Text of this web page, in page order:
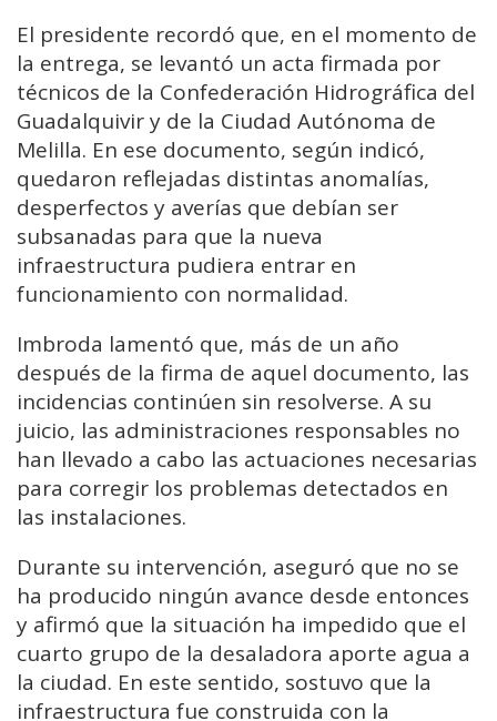
El presidente recordó que, en el momento de
la entrega, se levantó un acta firmada por
técnicos de la Confederación Hidrográfica del
Guadalquivir y de la Ciudad Autónoma de
Melilla. En ese documento, según indicó,
quedaron reflejadas distintas anomalías,
desperfectos y averías que debían ser
subsanadas para que la nueva
infraestructura pudiera entrar en
funcionamiento con normalidad.
Imbroda lamentó que, más de un año
después de la firma de aquel documento, las
incidencias continúen sin resolverse. A su
juicio, las administraciones responsables no
han llevado a cabo las actuaciones necesarias
para corregir los problemas detectados en
las instalaciones.
Durante su intervención, aseguró que no se
ha producido ningún avance desde entonces
y afirmó que la situación ha impedido que el
cuarto grupo de la desaladora aporte agua a
la ciudad. En este sentido, sostuvo que la
infraestructura fue construida con la